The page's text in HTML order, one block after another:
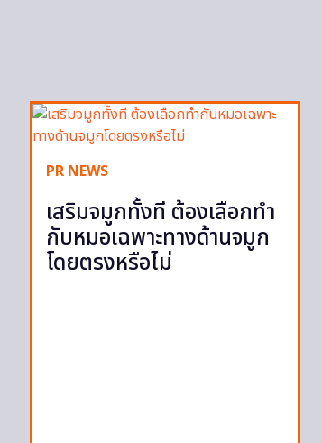
PR NEWS
เสริมจมูกทั้งที ต้องเลือกทำ
กับหมอเฉพาะทางด้านจมูก
โดยตรงหรือไม่